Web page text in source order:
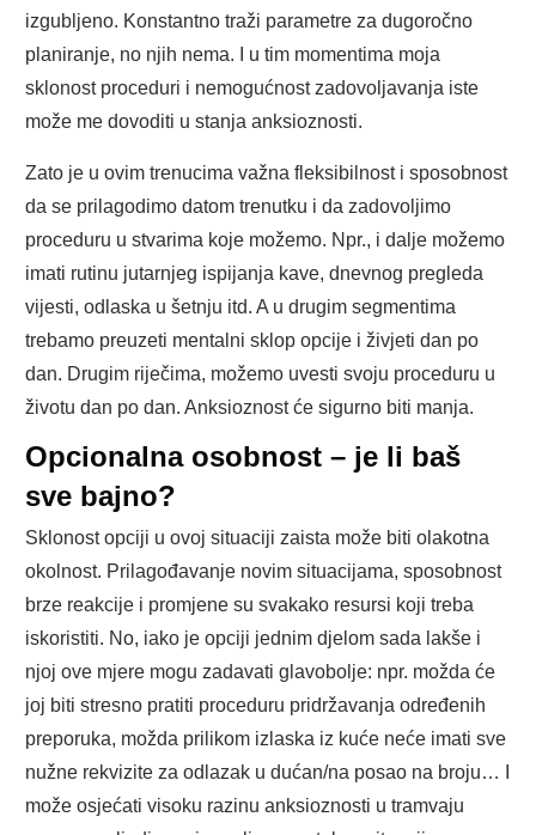
izgubljeno. Konstantno traži parametre za dugoročno
planiranje, no njih nema. I u tim momentima moja
sklonost proceduri i nemogućnost zadovoljavanja iste
može me dovoditi u stanja anksioznosti.
Zato je u ovim trenucima važna fleksibilnost i sposobnost
da se prilagodimo datom trenutku i da zadovoljimo
proceduru u stvarima koje možemo. Npr., i dalje možemo
imati rutinu jutarnjeg ispijanja kave, dnevnog pregleda
vijesti, odlaska u šetnju itd. A u drugim segmentima
trebamo preuzeti mentalni sklop opcije i živjeti dan po
dan. Drugim riječima, možemo uvesti svoju proceduru u
životu dan po dan. Anksioznost će sigurno biti manja.
Opcionalna osobnost – je li baš
sve bajno?
Sklonost opciji u ovoj situaciji zaista može biti olakotna
okolnost. Prilagođavanje novim situacijama, sposobnost
brze reakcije i promjene su svakako resursi koji treba
iskoristiti. No, iako je opciji jednim djelom sada lakše i
njoj ove mjere mogu zadavati glavobolje: npr. možda će
joj biti stresno pratiti proceduru pridržavanja određenih
preporuka, možda prilikom izlaska iz kuće neće imati sve
nužne rekvizite za odlazak u dućan/na posao na broju… I
može osjećati visoku razinu anksioznosti u tramvaju